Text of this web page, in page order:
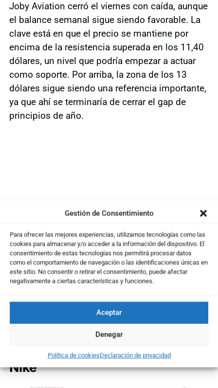
Gestión de Consentimiento
Para ofrecer las mejores experiencias, utilizamos tecnologías como las
cookies para almacenar y/o acceder a la información del dispositivo. El
consentimiento de estas tecnologías nos permitirá procesar datos
como el comportamiento de navegación o las identificaciones únicas en
este sitio. No consentir o retirar el consentimiento, puede afectar
negativamente a ciertas características y funciones.
Aceptar
Denegar
Política de cookiesDeclaración de privacidad
Joby Aviation cerró el viernes con caída, aunque
el balance semanal sigue siendo favorable. La
clave está en que el precio se mantiene por
encima de la resistencia superada en los 11,40
dólares, un nivel que podría empezar a actuar
como soporte. Por arriba, la zona de los 13
dólares sigue siendo una referencia importante,
ya que ahí se terminaría de cerrar el gap de
principios de año.
Nike